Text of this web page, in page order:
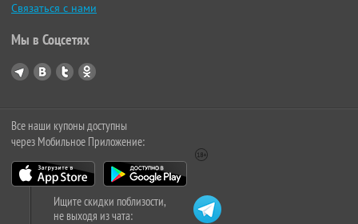
Связаться с нами
Мы в Соцсетях
Все наши купоны доступны
через Мобильное Приложение:
Ищите скидки поблизости,
не выходя из чата: